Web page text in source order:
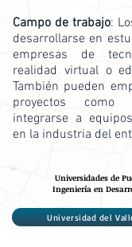
Campo de trabajo:
desarrollarse en
empresas de
realidad virtual o
También pueden
proyectos como
integrarse a
en la industria del
Universidades de
Ingeniería en
Universidad del